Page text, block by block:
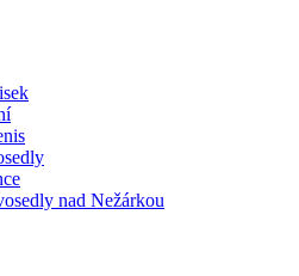
nad Nežárkou